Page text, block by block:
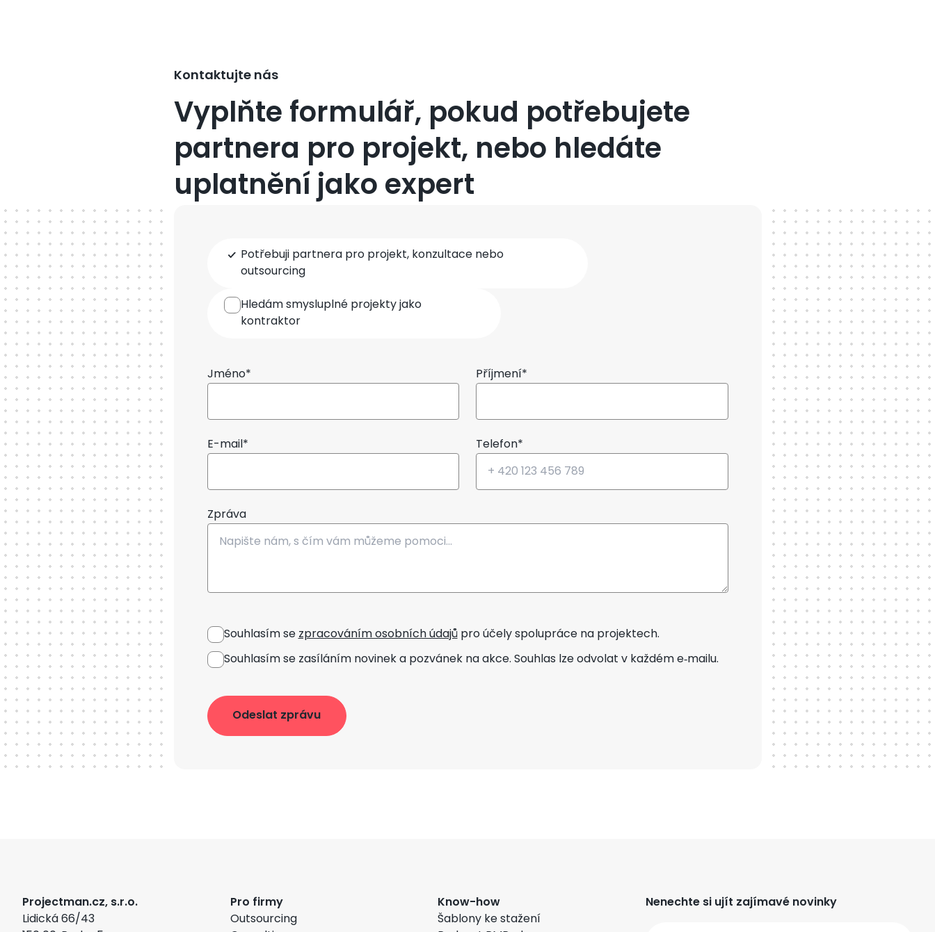
Kontaktujte nás
Vyplňte formulář, pokud potřebujete
partnera pro projekt, nebo hledáte
uplatnění jako expert
spoluprácePotřebuji partnera pro projekt, konzultace nebo
outsourcing
Hledám smysluplné projekty jako
kontraktor
Jméno* Příjmení*
E-mail* Telefon*
Zpráva
Souhlasím sezpracováním osobních údajůpro účely spolupráce na projektech.
Souhlasím se zasíláním novineka pozvánek na akce. Souhlas lze odvolat v každém e‑mailu.
Projectman.cz, s.r.o.
Lidická 66/43
Pro firmy
Outsourcing
Know-how
Šablony ke stažení
Nenechte si ujít zajímavé novinky